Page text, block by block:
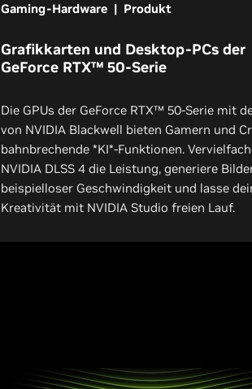
Gaming-Hardware | Produkt
Grafikkarten und Desktop-PCs der
GeForce RTX™ 50-Serie
Die GPUs der GeForce RTX™ 50-Serie mit
von NVIDIA Blackwell bieten Gamern und
bahnbrechende *KI*-Funktionen.
NVIDIA DLSS 4 die Leistung, generiere
beispielloser Geschwindigkeit und lasse
Kreativität mit NVIDIA Studio freien Lauf.